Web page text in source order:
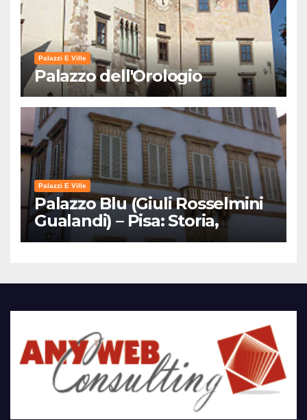
Palazzi E Ville
Palazzo dell'Orologio
Palazzi E Ville
Palazzo Blu (Giuli Rosselmini
Gualandi) – Pisa: Storia,
Mostre e Info Visita